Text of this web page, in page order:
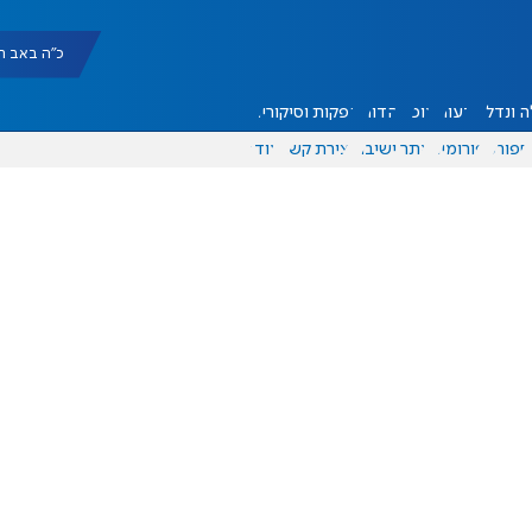
כ"ה באב תשפ"ו
ונדל"ן דעות אוכל יהדות הפקות וסיקורים
ספורט פורומים אתר ישיבה יצירת קשר עוד